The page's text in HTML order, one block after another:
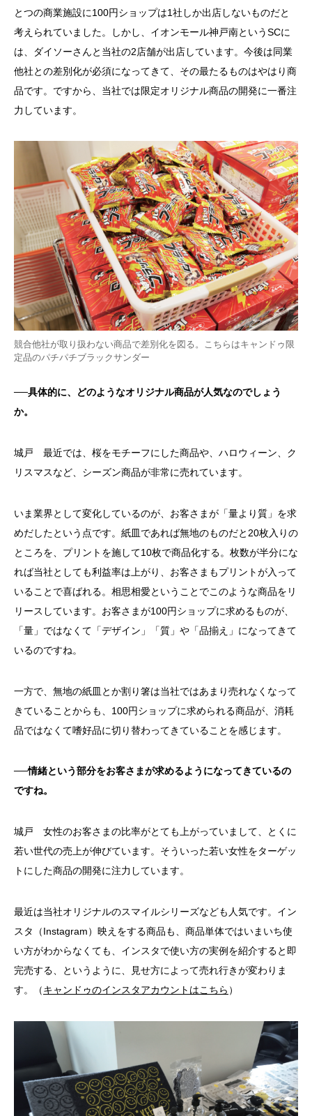
とつの商業施設に100円ショップは1社しか出店しないものだと
考えられていました。しかし、イオンモール神戸南というSCに
は、ダイソーさんと当社の2店舗が出店しています。今後は同業
他社との差別化が必須になってきて、その最たるものはやはり商
品です。ですから、当社では限定オリジナル商品の開発に一番注
力しています。
競合他社が取り扱わない商品で差別化を図る。こちらはキャンドゥ限
定品のパチパチブラックサンダー
──具体的に、どのようなオリジナル商品が人気なのでしょう
か。
城戸 最近では、桜をモチーフにした商品や、ハロウィーン、ク
リスマスなど、シーズン商品が非常に売れています。
いま業界として変化しているのが、お客さまが「量より質」を求
めだしたという点です。紙皿であれば無地のものだと20枚入りの
ところを、プリントを施して10枚で商品化する。枚数が半分にな
れば当社としても利益率は上がり、お客さまもプリントが入って
いることで喜ばれる。相思相愛ということでこのような商品をリ
リースしています。お客さまが100円ショップに求めるものが、
「量」ではなくて「デザイン」「質」や「品揃え」になってきて
いるのですね。
一方で、無地の紙皿とか割り箸は当社ではあまり売れなくなって
きていることからも、100円ショップに求められる商品が、消耗
品ではなくて嗜好品に切り替わってきていることを感じます。
──情緒という部分をお客さまが求めるようになってきているの
ですね。
城戸 女性のお客さまの比率がとても上がっていまして、とくに
若い世代の売上が伸びています。そういった若い女性をターゲッ
トにした商品の開発に注力しています。
最近は当社オリジナルのスマイルシリーズなども人気です。イン
スタ（Instagram）映えをする商品も、商品単体ではいまいち使
い方がわからなくても、インスタで使い方の実例を紹介すると即
完売する、というように、見せ方によって売れ行きが変わりま
す。（キャンドゥのインスタアカウントはこちら ）